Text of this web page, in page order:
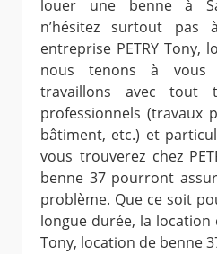
louer une benne à
n’hésitez surtout
entreprise PETRY Tony,
nous tenons à vous
travaillons avec tout
professionnels (travaux
bâtiment, etc.) et
vous trouverez chez
benne 37 pourront
problème. Que ce soit
longue durée, la location
Tony, location de benne